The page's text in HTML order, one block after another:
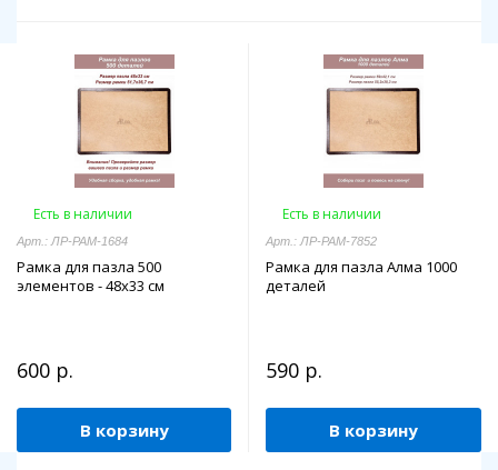
Есть в наличии
Арт.: ЛР-РАМ-1684
Рамка для пазла 500
элементов - 48х33 см
600 р.
В корзину
Есть в наличии
Арт.: ЛР-РАМ-7852
Рамка для пазла Алма 1000
деталей
590 р.
В корзину